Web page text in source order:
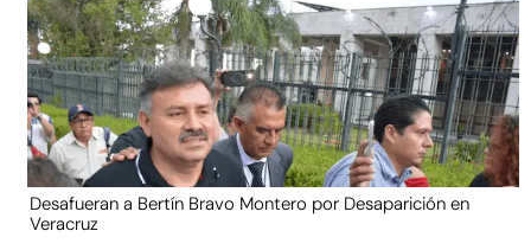
Desafueran a Bertín Bravo Montero por Desaparición en
Veracruz